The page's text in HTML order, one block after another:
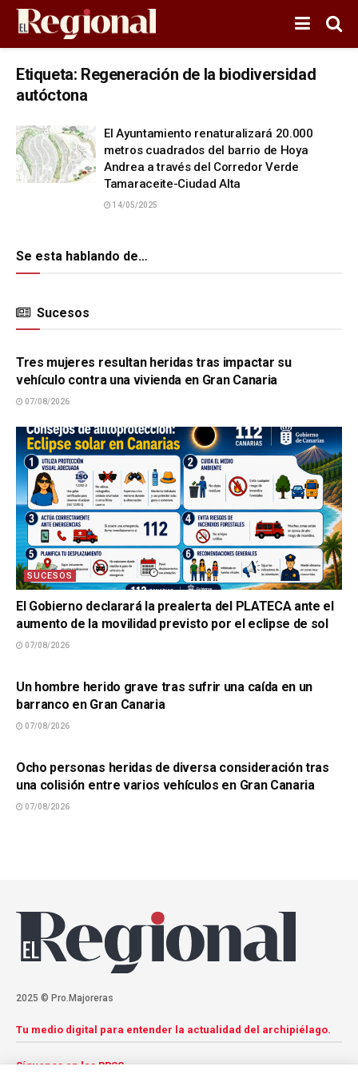
Etiqueta: Regeneración de la biodiversidad
autóctona
El Ayuntamiento renaturalizará 20.000
metros cuadrados del barrio de Hoya
Andrea a través del Corredor Verde
Tamaraceite-Ciudad Alta
14/05/2025
Se esta hablando de…
Sucesos
SUCESOS
Tres mujeres resultan heridas tras impactar su
vehículo contra una vivienda en Gran Canaria
07/08/2026
SUCESOS
El Gobierno declarará la prealerta del PLATECA ante el
aumento de la movilidad previsto por el eclipse de sol
07/08/2026
Un hombre herido grave tras sufrir una caída en un
barranco en Gran Canaria
07/08/2026
Ocho personas heridas de diversa consideración tras
una colisión entre varios vehículos en Gran Canaria
07/08/2026
2025 © Pro.Majoreras
Tu medio digital para entender la actualidad del archipiélago.
Síguenos en las RRSS